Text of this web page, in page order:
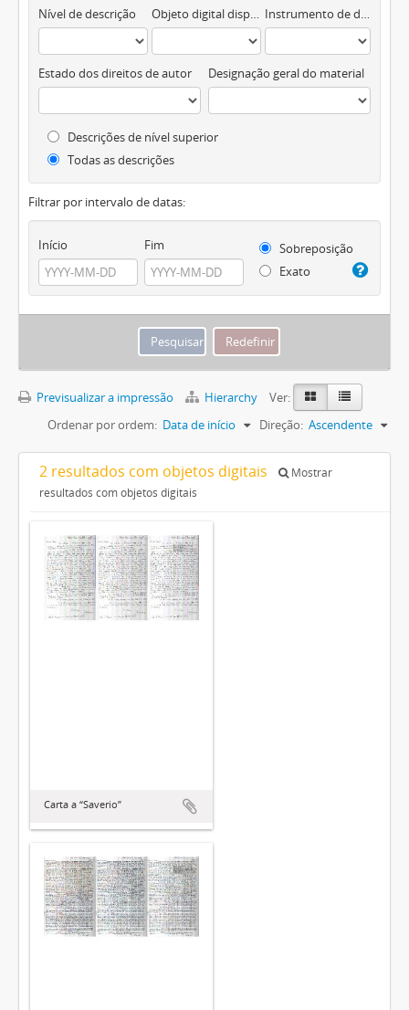
Nível de descrição Objeto digital disponível Instrumento de descrição documental
Estado dos direitos de autor Designação geral do material
Descrições de nível superior
Todas as descrições
Filtrar por intervalo de datas:
Início Fim
Sobreposição
Exato
Previsualizar a impressão Hierarchy
Ver:
Ordenar por ordem: Data de início Direção: Ascendente
2 resultados com objetos digitais
Mostrar
resultados com objetos digitais
Carta a “Saverio”